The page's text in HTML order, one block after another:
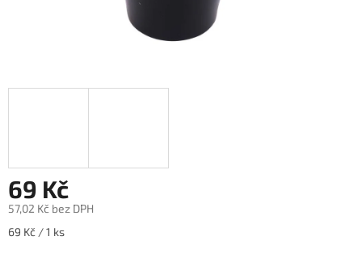
69 Kč
57,02 Kč bez DPH
Měrná
69 Kč / 1 ks